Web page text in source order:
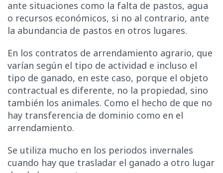
ante situaciones como la falta de pastos, agua
o recursos económicos, si no al contrario, ante
la abundancia de pastos en otros lugares.
En los contratos de arrendamiento agrario, que
varían según el tipo de actividad e incluso el
tipo de ganado, en este caso, porque el objeto
contractual es diferente, no la propiedad, sino
también los animales. Como el hecho de que no
hay transferencia de dominio como en el
arrendamiento.
Se utiliza mucho en los periodos invernales
cuando hay que trasladar el ganado a otro lugar